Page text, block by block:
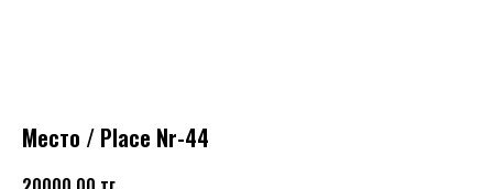
Место / Place Nr-44